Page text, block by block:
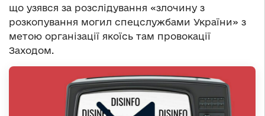
що узявся за розслідування «злочину з
розкопування могил спецслужбами України» з
метою організації якоїсь там провокації
Заходом.